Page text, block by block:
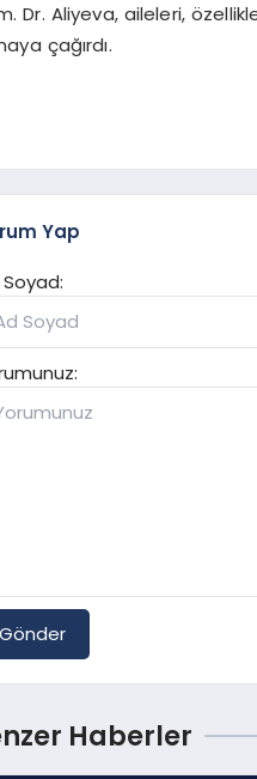
Dr. Aliyeva, aileleri,
çağırdı.
Yap
Gönder
Haberler